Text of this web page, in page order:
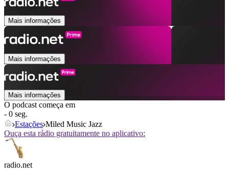
Mais informações
Mais informações
Mais informações
O podcast começa em
- 0 seg.
Estações Miled Music Jazz
Ouça esta rádio gratuitamente no aplicativo:
radio.net